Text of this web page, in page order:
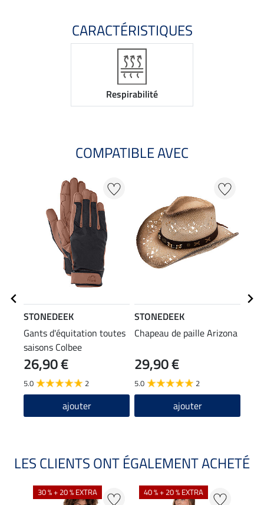
CARACTÉRISTIQUES
Respirabilité
COMPATIBLE AVEC
STONEDEEK
Gants d'équitation toutes
saisons Colbee
26,90 €
5.0 2
ajouter
STONEDEEK
Chapeau de paille Arizona
29,90 €
5.0 2
ajouter
LES CLIENTS ONT ÉGALEMENT ACHETÉ
30 % + 20 % EXTRA 40 % + 20 % EXTRA